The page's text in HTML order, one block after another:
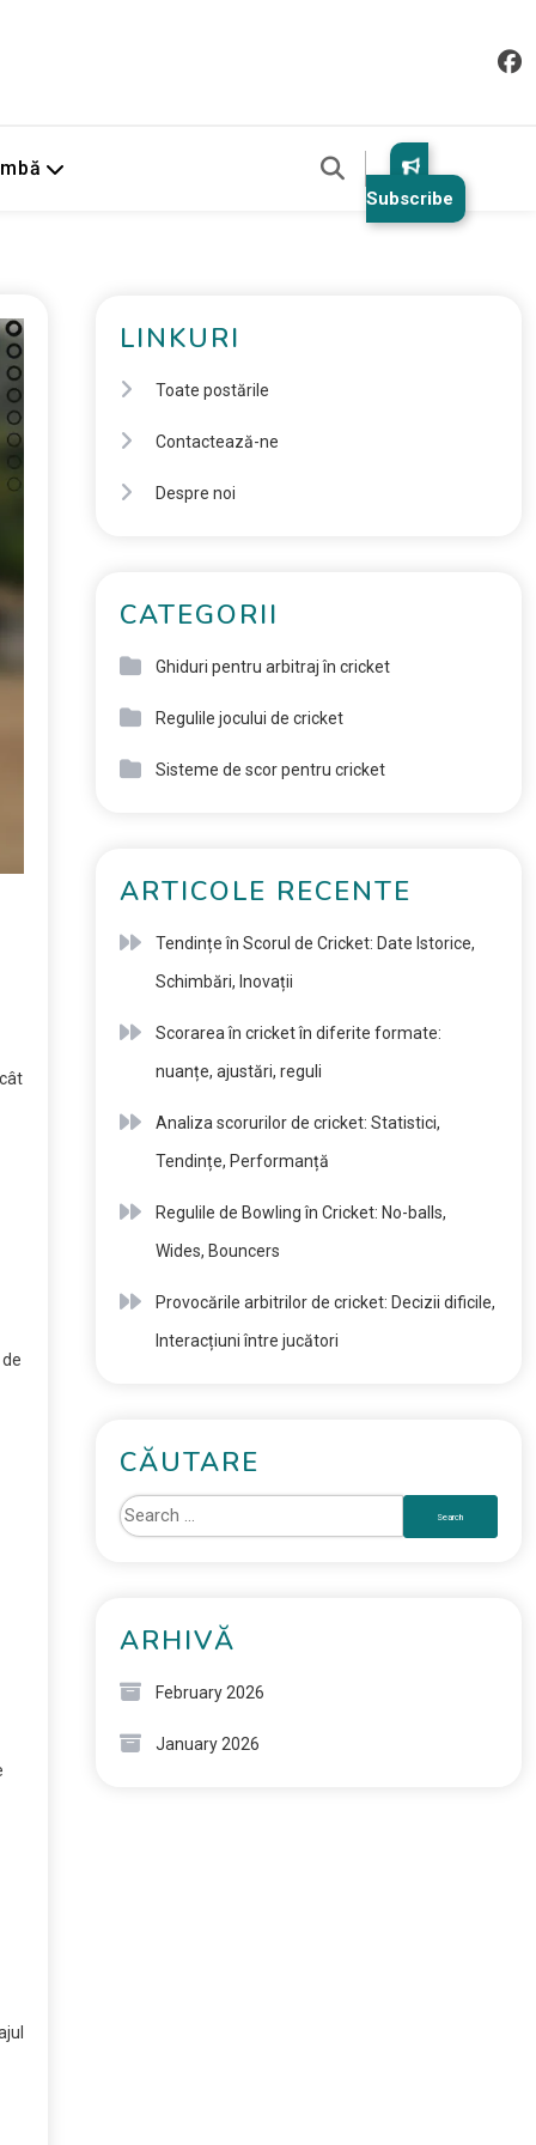
Subscribe
LINKURI
Toate postările
Contactează-ne
Despre noi
CATEGORII
Ghiduri pentru arbitraj în cricket
Regulile jocului de cricket
Sisteme de scor pentru cricket
ARTICOLE RECENTE
Tendințe în Scorul de Cricket: Date Istorice,
Schimbări, Inovații
Scorarea în cricket în diferite formate:
nuanțe, ajustări, reguli
Analiza scorurilor de cricket: Statistici,
Tendințe, Performanță
Regulile de Bowling în Cricket: No-balls,
Wides, Bouncers
Provocările arbitrilor de cricket: Decizii dificile,
Interacțiuni între jucători
CĂUTARE
ARHIVĂ
February 2026
January 2026